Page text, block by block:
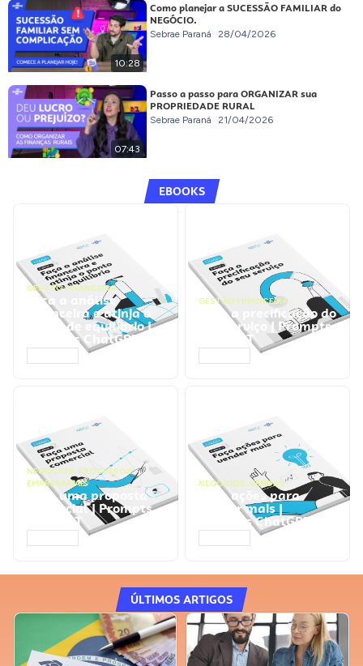
10:28
Como planejar a SUCESSÃO FAMILIAR do
NEGÓCIO.
Sebrae Paraná 28/04/2026
07:43
Passo a passo para ORGANIZAR sua
PROPRIEDADE RURAL
Sebrae Paraná 21/04/2026
EBOOKS
GESTÃO FINANCEIRA
Faça a análise
financeira e atinja o
ponto de equilíbrio |
Prompts ChatGPT
GESTÃO FINANCEIRA
Faça a precificação do
seu serviço | Prompts
ChatGPT
NEGÓCIOS, PROCESSOS
EMPRESARIAIS
Faça uma proposta
comercial | Prompts
ChatGPT
NEGÓCIOS, VENDAS
Faça ações para
vender mais |
Prompts ChatGPT
ÚLTIMOS ARTIGOS